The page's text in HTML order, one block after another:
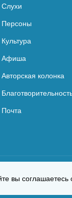
Слухи
Персоны
Культура
Афиша
Авторская колонка
Почта
вы соглашаетесь